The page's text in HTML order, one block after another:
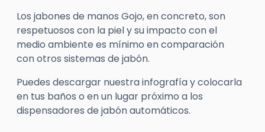
Los jabones de manos Gojo, en concreto, son
respetuosos con la piel y su impacto con el
medio ambiente es mínimo en comparación
con otros sistemas de jabón.
Puedes descargar nuestra infografía y colocarla
en tus baños o en un lugar próximo a los
dispensadores de jabón automáticos.